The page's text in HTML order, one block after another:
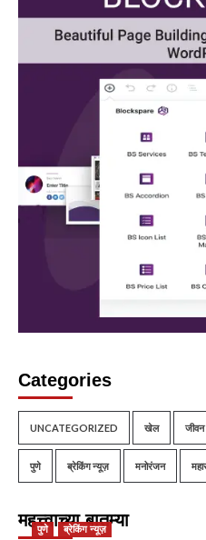
Categories
UNCATEGORIZED खेल जीवन
पुणे ब्रेकिंग न्यूज़ मनोरंजन
महत्त्वाच्या बातम्या
पुणे ब्रेकिंग न्यूज़